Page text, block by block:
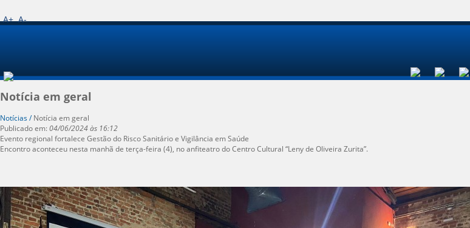
A+ A-
Notícia em geral
Notícias /Notícia em geral
Publicado em:04/06/2024 às 16:12
Evento regional fortalece Gestão do Risco Sanitário e Vigilância em Saúde
Encontro aconteceu nesta manhã de terça-feira (4), no anfiteatro do Centro Cultural “Leny de Oliveira Zurita”.